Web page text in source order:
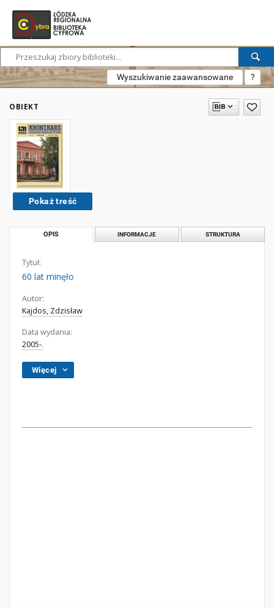
Wyszukiwanie zaawansowane ?
OBIEKT
Pokaż treść
OPIS INFORMACJE STRUKTURA
Tytuł:
60 lat minęło
Autor:
Kajdos, Zdzisław
Data wydania:
2005-.
Więcej